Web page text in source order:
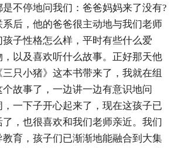
不停地问我们：爸爸妈妈来了没有?
后，他的爸爸很主动地与我们老师
子性格怎么样，平时有些什么爱
以及喜欢听什么故事。正好那天他
只小猪》这本书带来了，我就在组
故事了，一边讲一边有意识地问
一下子开心起来了，现在这孩子已
，也很喜欢和我们老师亲近。我们
育，孩子们已渐渐地能融合到大集